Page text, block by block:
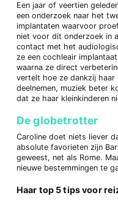
Een jaar of veertien
een onderzoek naar het
implantaten waarvoor
niet voor dit onderzoek in
contact met het
ze een cochleair
waarna ze direct
vertelt hoe ze dankzij haar
deelnemen, muziek beter
dat ze haar kleinkinderen
De globetrotter
Caroline doet niets liever
absolute favorieten zijn
geweest, net als Rome.
nieuwe bestemmingen te
Haar top 5 tips voor